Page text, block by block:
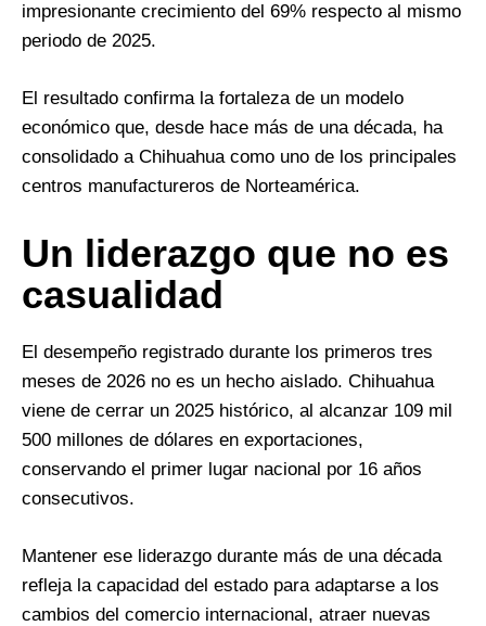
impresionante crecimiento del 69% respecto al mismo
periodo de 2025.
El resultado confirma la fortaleza de un modelo
económico que, desde hace más de una década, ha
consolidado a Chihuahua como uno de los principales
centros manufactureros de Norteamérica.
Un liderazgo que no es
casualidad
El desempeño registrado durante los primeros tres
meses de 2026 no es un hecho aislado. Chihuahua
viene de cerrar un 2025 histórico, al alcanzar 109 mil
500 millones de dólares en exportaciones,
conservando el primer lugar nacional por 16 años
consecutivos.
Mantener ese liderazgo durante más de una década
refleja la capacidad del estado para adaptarse a los
cambios del comercio internacional, atraer nuevas